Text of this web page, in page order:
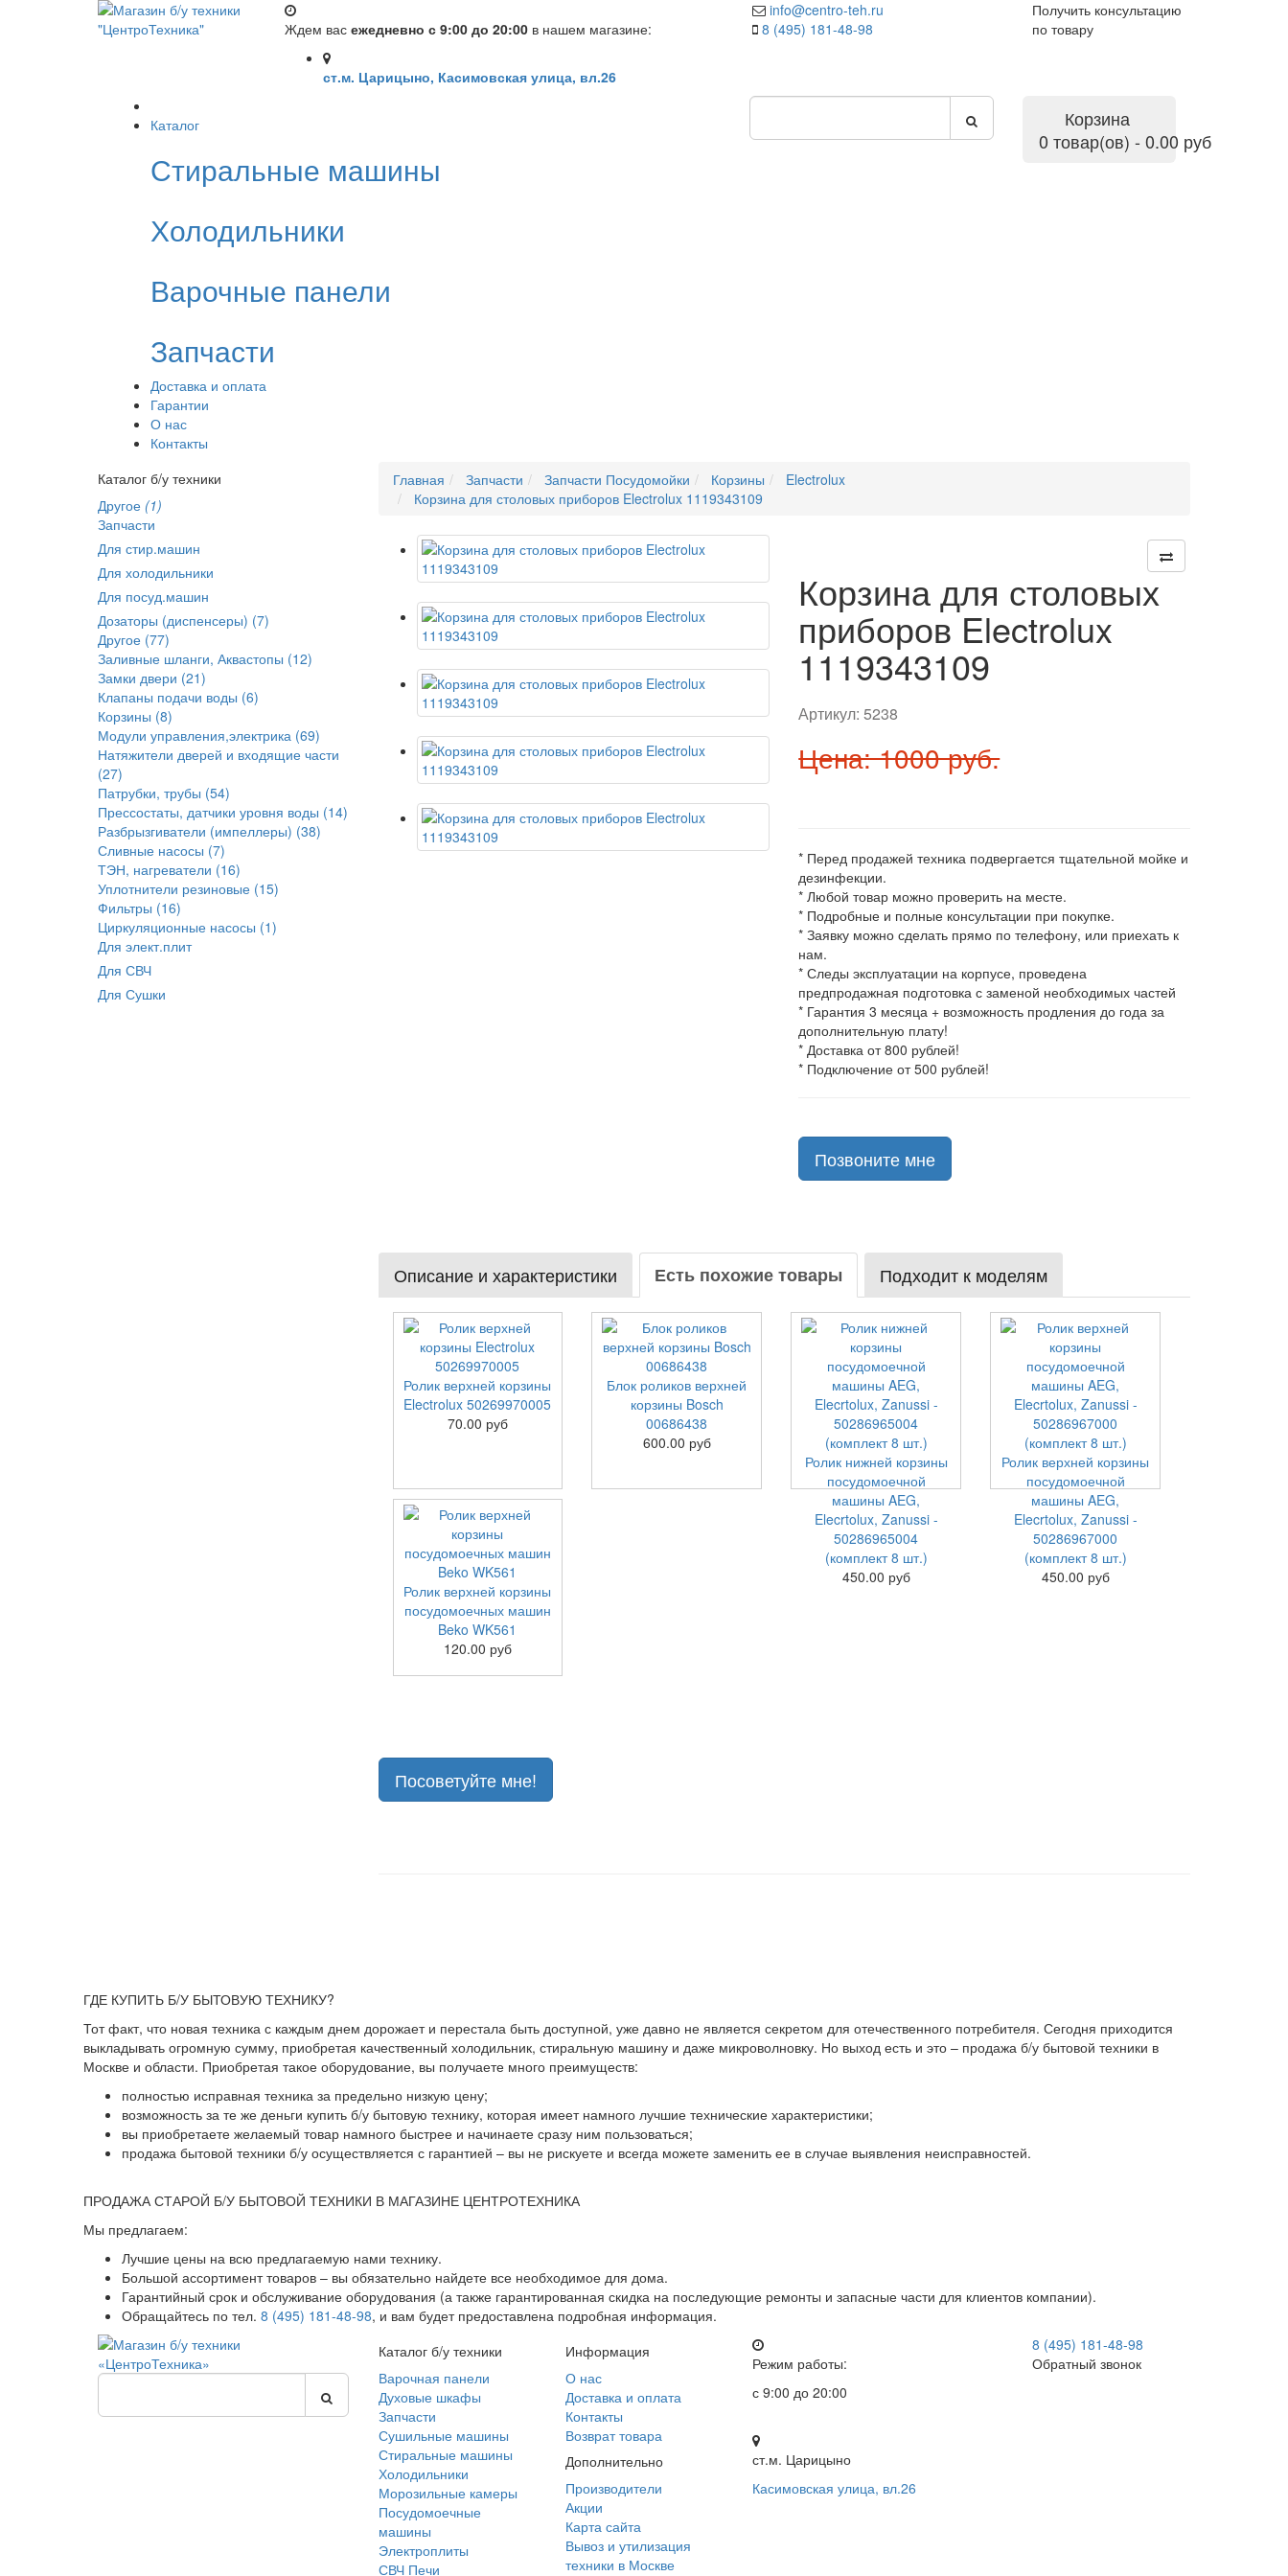
Ждем вас ежедневно с 9:00 до 20:00 в нашем магазине:
ст.м. Царицыно, Касимовская улица, вл.26
info@centro-teh.ru
8 (495) 181-48-98
Получить консультацию
по товару
Каталог
Стиральные машины
Холодильники
Варочные панели
Запчасти
Доставка и оплата
Гарантии
О нас
Контакты
Корзина
0 товар(ов) - 0.00 руб
Каталог б/у техники
Другое (1)
Запчасти
Для стир.машин
Для холодильники
Для посуд.машин
Дозаторы (диспенсеры) (7)
Другое (77)
Заливные шланги, Аквастопы (12)
Замки двери (21)
Клапаны подачи воды (6)
Корзины (8)
Модули управления,электрика (69)
Натяжители дверей и входящие части
(27)
Патрубки, трубы (54)
Прессостаты, датчики уровня воды (14)
Разбрызгиватели (импеллеры) (38)
Сливные насосы (7)
ТЭН, нагреватели (16)
Уплотнители резиновые (15)
Фильтры (16)
Циркуляционные насосы (1)
Для элект.плит
Для СВЧ
Для Сушки
Главная Запчасти Запчасти Посудомойки Корзины
Electrolux
Корзина для столовых приборов Electrolux 1119343109
Корзина для столовых
приборов Electrolux
1119343109
Артикул:5238
Цена: 1000 руб.
* Перед продажей техника подвергается тщательной мойке и
дезинфекции.
* Любой товар можно проверить на месте.
* Подробные и полные консультации при покупке.
* Заявку можно сделать прямо по телефону, или приехать к
нам.
* Следы эксплуатации на корпусе, проведена
предпродажная подготовка с заменой необходимых частей
* Гарантия 3 месяца + возможность продления до года за
дополнительную плату!
* Доставка от 800 рублей!
* Подключение от 500 рублей!
Позвоните мне
Описание и характеристики Есть похожие товары Подходит к моделям
Ролик верхней корзины
Electrolux 50269970005
70.00 руб
Блок роликов верхней
корзины Bosch
00686438
600.00 руб
Ролик нижней корзины
посудомоечной
машины AEG,
Elecrtolux, Zanussi -
50286965004
(комплект 8 шт.)
450.00 руб
Ролик верхней корзины
посудомоечной
машины AEG,
Elecrtolux, Zanussi -
50286967000
(комплект 8 шт.)
450.00 руб
Ролик верхней корзины
посудомоечных машин
Beko WK561
120.00 руб
Посоветуйте мне!
ГДЕ КУПИТЬ Б/У БЫТОВУЮ ТЕХНИКУ?
Тот факт, что новая техника с каждым днем дорожает и перестала быть доступной, уже давно не является секретом для отечественного потребителя. Сегодня приходится
выкладывать огромную сумму, приобретая качественный холодильник, стиральную машину и даже микроволновку. Но выход есть и это – продажа б/у бытовой техники в
Москве и области. Приобретая такое оборудование, вы получаете много преимуществ:
полностью исправная техника за предельно низкую цену;
возможность за те же деньги купить б/у бытовую технику, которая имеет намного лучшие технические характеристики;
вы приобретаете желаемый товар намного быстрее и начинаете сразу ним пользоваться;
продажа бытовой техники б/у осуществляется с гарантией – вы не рискуете и всегда можете заменить ее в случае выявления неисправностей.
ПРОДАЖА СТАРОЙ Б/У БЫТОВОЙ ТЕХНИКИ В МАГАЗИНЕ ЦЕНТРОТЕХНИКА
Мы предлагаем:
Лучшие цены на всю предлагаемую нами технику.
Большой ассортимент товаров – вы обязательно найдете все необходимое для дома.
Гарантийный срок и обслуживание оборудования (а также гарантированная скидка на последующие ремонты и запасные части для клиентов компании).
Обращайтесь по тел. 8 (495) 181-48-98, и вам будет предоставлена подробная информация.
Каталог б/у техники
Варочная панели
Духовые шкафы
Запчасти
Сушильные машины
Стиральные машины
Холодильники
Морозильные камеры
Посудомоечные
машины
Электроплиты
СВЧ Печи
Информация
О нас
Доставка и оплата
Контакты
Возврат товара
Дополнительно
Производители
Акции
Карта сайта
Вывоз и утилизация
техники в Москве
Режим работы:
с 9:00 до 20:00
ст.м. Царицыно
Касимовская улица, вл.26
8 (495) 181-48-98
Обратный звонок